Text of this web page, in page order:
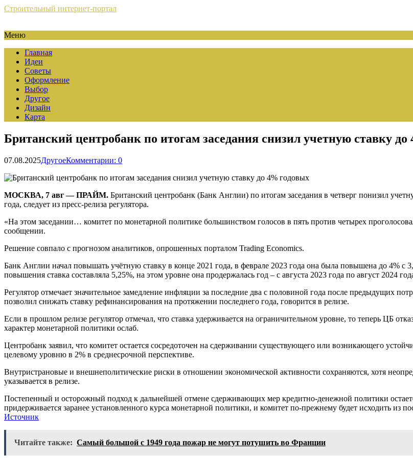
Строительный интернет-портал
Меню
Главная
Идеи
Советы
Оформление
Выбор
Другое
Дизайн
Карта
Британский центробанк по итогам заседания снизил учетную ставку до
07.08.2025ДругоеКомментарии: 0
МОСКВА, 7 авг — ПРАЙМ. Британский центробанк (Банк Англии) по итогам заседания в четверг понизил
года, следует из пресс-релиза регулятора.
«На этом заседании… комитет по монетарной политике большинством голосов в пять против четырех
сообщении.
Решение совпало с прогнозом аналитиков, опрошенных порталом Trading Economics.
Банк Англии начал повышать учётную ставку в конце 2021 года, в феврале 2023 года она была повышена до 4% с
повышения ставка составляла 5,25%, на этом уровне она продержалась год – с августа 2023 года по август 2024
Регулятор отмечает значительное замедление инфляции за последние два с половиной года после предыдущих
позволил снижать ставку рефинансирования на протяжении последнего года, говорится в релизе.
Если в прошлом релизе регулятор отмечал, что ставка удерживается на ограничительном уровне, то теперь ЦБ
характер монетарной политики ослаб.
Центробанк заявил, что комитет остается сосредоточен на сдерживании существующего или возникающего
целевому уровню в 2% в среднесрочной перспективе.
Внутристрановые и внешнеполитические риски в отношении экономической активности сохраняются, хотя
указывается в релизе.
Постепенный и осторожный подход к дальнейшей отмене сдерживающих мер кредитно-денежной политики
придерживается заранее установленного курса монетарной политики, и комитет по-прежнему будет исходить из
Источник
Читайте также: Самый большой с 1949 года пожар не могут потушить во Франции